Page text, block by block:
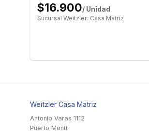
$16.900/ Unidad
Sucursal Weitzler: Casa Matriz
Weitzler Casa Matriz
Antonio Varas 1112
Puerto Montt